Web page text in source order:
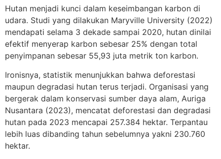
Hutan menjadi kunci dalam keseimbangan karbon di
udara. Studi yang dilakukan Maryville University (2022)
mendapati selama 3 dekade sampai 2020, hutan dinilai
efektif menyerap karbon sebesar 25% dengan total
penyimpanan sebesar 55,93 juta metrik ton karbon.
Ironisnya, statistik menunjukkan bahwa deforestasi
maupun degradasi hutan terus terjadi. Organisasi yang
bergerak dalam konservasi sumber daya alam, Auriga
Nusantara (2023), mencatat deforestasi dan degradasi
hutan pada 2023 mencapai 257.384 hektar. Terpantau
lebih luas dibanding tahun sebelumnya yakni 230.760
hektar.